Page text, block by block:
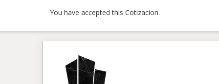
You have accepted this Cotizacion.